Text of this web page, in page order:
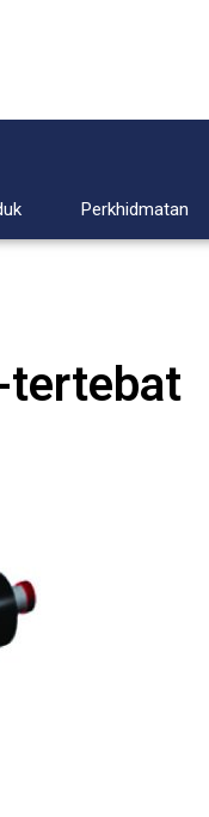
Perkhidmatan
tertebat